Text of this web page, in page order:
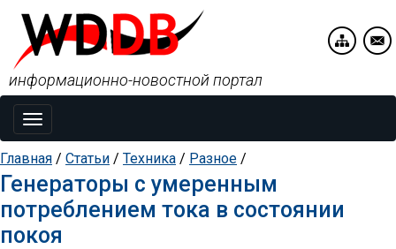
Toggle
navigation
информационно-новостной портал
Главная / Статьи / Техника / Разное /
Генераторы с умеренным
потреблением тока в состоянии
покоя